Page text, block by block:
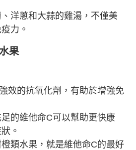
洋蔥和大蒜的雞湯，不僅美
力。
果
效的抗氧化劑，有助於增強免
的維他命C可以幫助更快康
。
類水果，就是維他命C的最好